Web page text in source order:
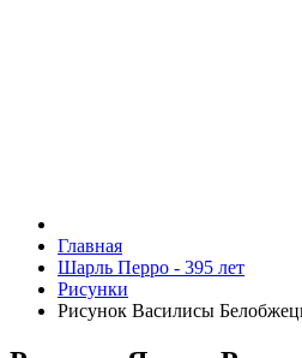
Главная
Шарль Перро - 395 лет
Рисунки
Рисунок Василисы